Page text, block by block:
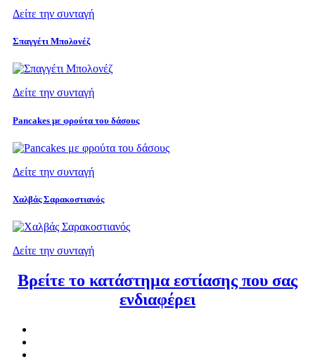
Δείτε την συνταγή
Σπαγγέτι Μπολονέζ
Δείτε την συνταγή
Pancakes με φρούτα του δάσους
Δείτε την συνταγή
Χαλβάς Σαρακοστιανός
Δείτε την συνταγή
Βρείτε το κατάστημα εστίασης που σας
ενδιαφέρει